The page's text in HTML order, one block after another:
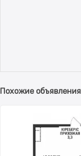
Похожие объявления